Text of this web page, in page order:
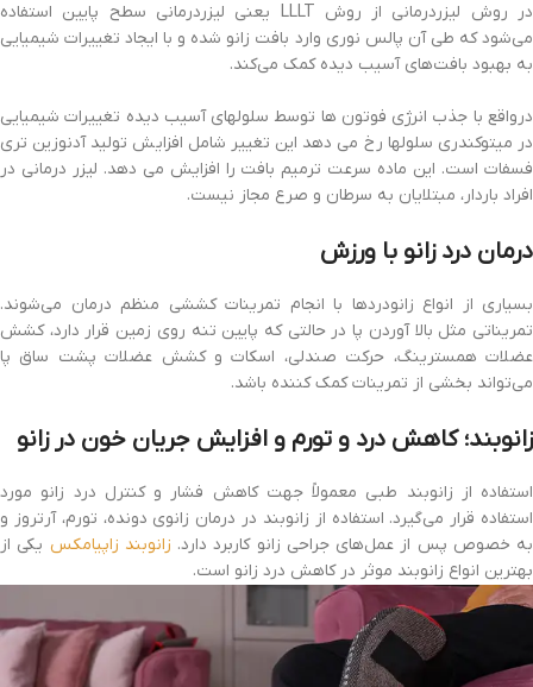
در روش لیزردرمانی از روش LLLT یعنی لیزردرمانی سطح پایین استفاده
می‌شود که طی آن پالس نوری وارد بافت زانو شده و با ایجاد تغییرات شیمیایی
به بهبود بافت‌های آسیب دیده کمک می‌کند.
درواقع با جذب انرژی فوتون ها توسط سلولهای آسیب دیده تغییرات شیمیایی
در میتوکندری سلولها رخ می دهد این تغییر شامل افزایش تولید آدنوزین تری
فسفات است. این ماده سرعت ترمیم بافت را افزایش می دهد. لیزر درمانی در
افراد باردار، مبتلایان به سرطان و صرع مجاز نیست.
درمان درد زانو با ورزش
بسیاری از انواع زانودردها با انجام تمرینات کششی منظم درمان می‌شوند.
تمریناتی مثل بالا آوردن پا در حالتی که پایین تنه روی زمین قرار دارد، کشش
عضلات همسترینگ، حرکت صندلی، اسکات و کشش عضلات پشت ساق پا
می‌تواند بخشی از تمرینات کمک کننده باشد.
زانوبند؛ کاهش درد و تورم و افزایش جریان خون در زانو
استفاده از زانوبند طبی معمولاً جهت کاهش فشار و کنترل درد زانو مورد
استفاده قرار می‌گیرد. استفاده از زانوبند در درمان زانوی دونده، تورم، آرتروز و
به خصوص پس از عمل‌های جراحی زانو کاربرد دارد. زانوبند زاپیامکس یکی از
بهترین انواع زانوبند موثر در کاهش درد زانو است.